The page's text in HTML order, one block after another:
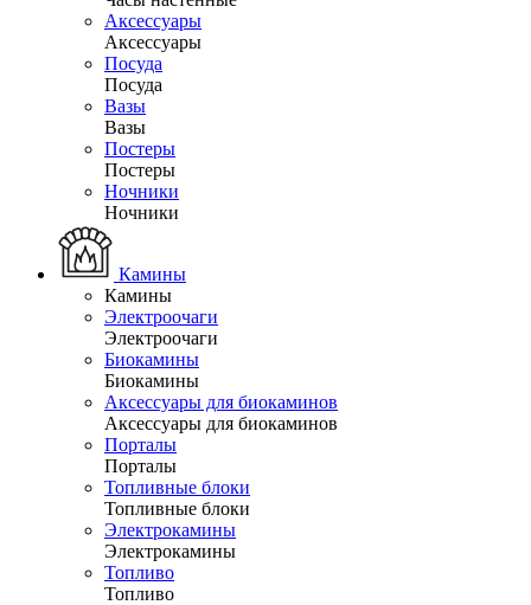
Аксессуары
Аксессуары
Посуда
Посуда
Вазы
Вазы
Постеры
Постеры
Ночники
Ночники
Камины
Камины
Электроочаги
Электроочаги
Биокамины
Биокамины
Аксессуары для биокаминов
Аксессуары для биокаминов
Порталы
Порталы
Топливные блоки
Топливные блоки
Электрокамины
Электрокамины
Топливо
Топливо